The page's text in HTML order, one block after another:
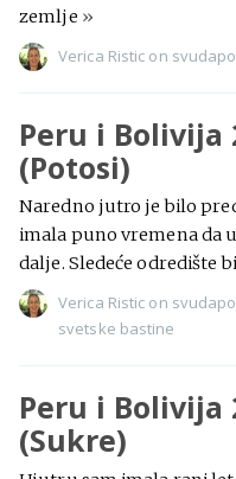
zemlje »
Verica Ristic on
Peru i Bolivija
(Potosi)
Naredno jutro je bilo
imala puno vremena da
dalje. Sledeće odredište
Verica Ristic on
svetske bastine
Peru i Bolivija
(Sukre)